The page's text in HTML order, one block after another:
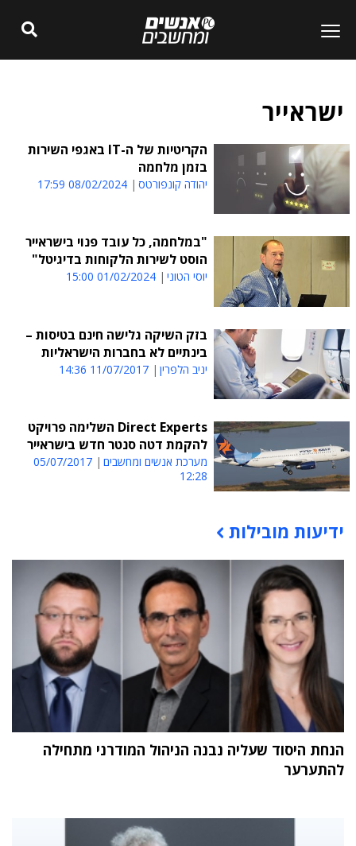
ישראייר
הקריטיות של ה-IT באגפי השירות
בזמן מלחמה
יהודה קונפורטס 08/02/2024 17:59
"במלחמה, כל עובד פנוי בישראייר
הוסט לשירות הלקוחות בדיגיטל"
יוסי הטוני 01/02/2024 15:00
בזק השיקה גלישה חינם בטיסות –
בינתיים לא בחברות הישראליות
יניב הלפרין 11/07/2017 14:36
Direct Experts השלימה פרויקט
להקמת דטה סנטר חדש בישראייר
מערכת אנשים ומחשבים
05/07/2017
12:28
תוכן פרסומי
ידיעות מובילות
הנחת היסוד שעליה נבנה הניהול המודרני מתחילה
להתערער